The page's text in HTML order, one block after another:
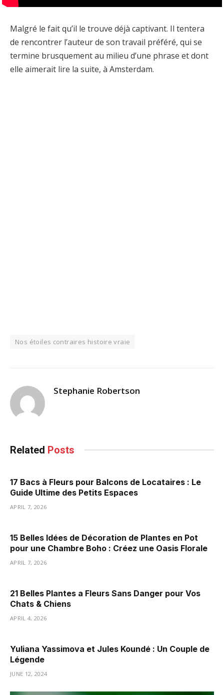
Malgré le fait qu’il le trouve déjà captivant. Il tentera
de rencontrer l’auteur de son travail préféré, qui se
termine brusquement au milieu d’une phrase et dont
elle aimerait lire la suite, à Amsterdam.
Nos étoiles contraires histoire vraie
Stephanie Robertson
Related Posts
17 Bacs à Fleurs pour Balcons de Locataires : Le
Guide Ultime des Petits Espaces
APRIL 7, 2026
15 Belles Idées de Décoration de Plantes en Pot
pour une Chambre Boho : Créez une Oasis Florale
APRIL 7, 2026
21 Belles Plantes a Fleurs Sans Danger pour Vos
Chats & Chiens
APRIL 4, 2026
Yuliana Yassimova et Jules Koundé : Un Couple de
Légende
JUNE 12, 2024